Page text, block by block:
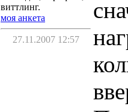
виттлинг.
моя анкета
27.11.2007 12:57